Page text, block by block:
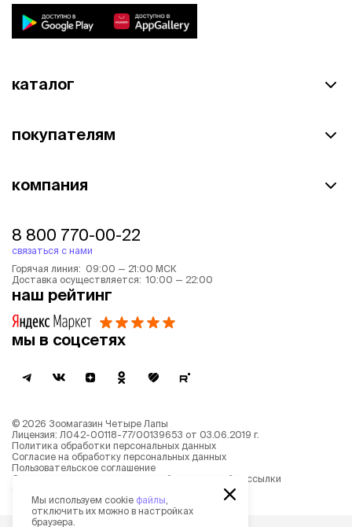
каталог
покупателям
компания
8 800 770-00-22
связаться с нами
Горячая линия: 09:00 — 21:00 МСК
Доставка осуществляется: 10:00 — 22:00
наш рейтинг
мы в соцсетях
© 2026 Зоомагазин Четыре Лапы
Лицензия: Л042-00118-77/00139653 от 03.06.2019 г.
Политика обработки персональных данных
Согласие на обработку персональных данных
Пользовательское соглашение
Согласие на получение новостной и рекламной рассылки
Описание рекомендательных алгоритмов
Мы используем cookie файлы
отключить их можно в настройках
браузера.